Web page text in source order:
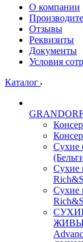
О компании
Отзывы
Реквизиты
Документы
Условия
Каталог
Сухие
Сухие
Сухие